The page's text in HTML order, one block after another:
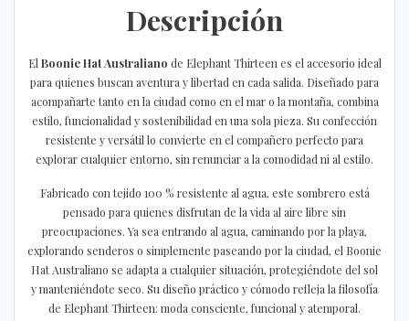
Descripción
ElBoonie Hat Australiano de Elephant Thirteen es el accesorio ideal
para quienes buscan aventura y libertad en cada salida. Diseñado para
acompañarte tanto en la ciudad como en el mar o la montaña, combina
estilo, funcionalidad y sostenibilidad en una sola pieza. Su confección
resistente y versátil lo convierte en el compañero perfecto para
explorar cualquier entorno, sin renunciar a la comodidad ni al estilo.
Fabricado con tejido 100 % resistente al agua, este sombrero está
pensado para quienes disfrutan de la vida al aire libre sin
preocupaciones. Ya sea entrando al agua, caminando por la playa,
explorando senderos o simplemente paseando por la ciudad, el Boonie
Hat Australiano se adapta a cualquier situación, protegiéndote del sol
y manteniéndote seco. Su diseño práctico y cómodo refleja la filosofía
de Elephant Thirteen: moda consciente, funcional y atemporal.